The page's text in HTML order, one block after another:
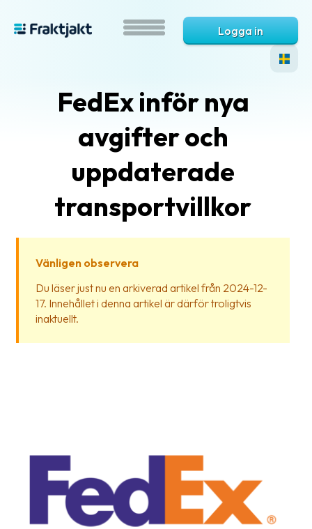
Hjälp?
Vanliga
frågor
Tulldeklarationer
Leveransvillkor
Logga in
FedEx inför nya
avgifter och
uppdaterade
transportvillkor
Vänligen observera
Du läser just nu en arkiverad artikel från 2024-12-
17. Innehållet i denna artikel är därför troligtvis
inaktuellt.